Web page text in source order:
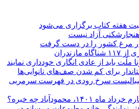
آزاد نیست
مرغ کشور را در دست گرفت
ملّت باید از عادی انگاری خودداری نمایند
سرخ رودی در فهرست سرمربی
محمودآباد چه خبره؟